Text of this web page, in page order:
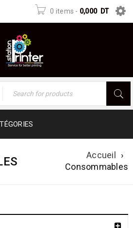
0 items - 0,000 DT
Accueil
›
Consommables